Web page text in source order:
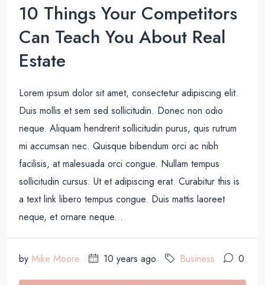
10 Things Your Competitors
Can Teach You About Real
Estate
Lorem ipsum dolor sit amet, consectetur adipiscing elit.
Duis mollis et sem sed sollicitudin. Donec non odio
neque. Aliquam hendrerit sollicitudin purus, quis rutrum
mi accumsan nec. Quisque bibendum orci ac nibh
facilisis, at malesuada orci congue. Nullam tempus
sollicitudin cursus. Ut et adipiscing erat. Curabitur this is
a text link libero tempus congue. Duis mattis laoreet
neque, et ornare neque...
by Mike Moore 10 years ago Business 0